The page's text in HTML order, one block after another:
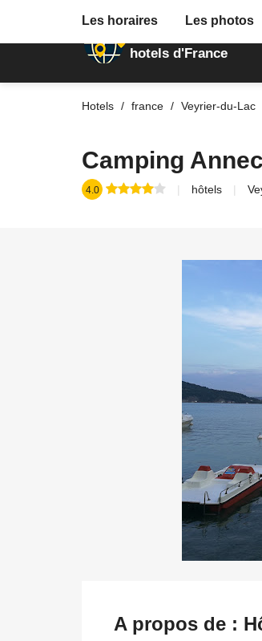
Annuaire des
hotels d'France
Hotels france Veyrier-du-Lac
Camping
4.0 hôtels
Les horaires Les photos
A propos de :